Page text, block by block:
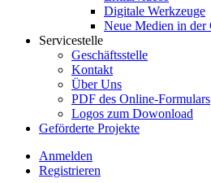
Digitale Werkzeuge
Neue Medien in der
Servicestelle
Geschäftsstelle
Kontakt
Über Uns
PDF des Online-Formulars
Logos zum Dowonload
Geförderte Projekte
Anmelden
Registrieren